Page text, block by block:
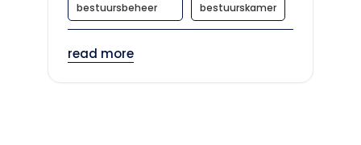
bestuursbeheer
bestuurskamer
read more